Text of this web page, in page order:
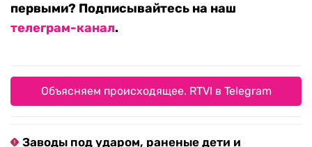
первыми? Подписывайтесь на наш
телеграм-канал.
Объясняем происходящее. RTVI в Telegram
Заводы под ударом, раненые дети и